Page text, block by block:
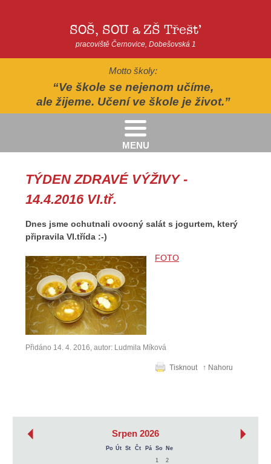
MENU
Motto školy:
Ve škole se nejenom učíme,
ale žijeme. Učení ve škole je život.
SOŠ, SOU a ZŠ Třešť
pracoviště Černovice, Dobešovská 1
TÝDEN ZDRAVÉ VÝŽIVY -
14.4.2016 VI.tř.
Dnes jsme ochutnali ovocný salát s jogurtem, který
připravila VI.třída :-)
FOTO
Přidáno 14. 4. 2016, autor: Ludmila Míková
Tisknout ↑ Nahoru
Srpen 2026
Po Út St Čt Pá So
Ne
1
2